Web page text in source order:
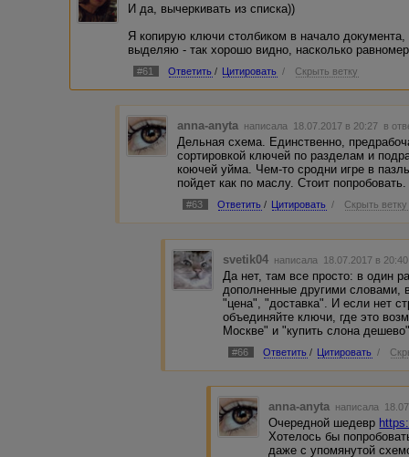
И да, вычеркивать из списка))
Я копирую ключи столбиком в начало
выделяю - так хорошо видно, насколько
#61 Ответить / Цитировать / Скрыть ветку
anna-anyta написала 18.07.2017 в 20:27 в
Дельная схема. Единственно,
сортировкой ключей по разделам и
коючей уйма. Чем-то сродни игре в
пойдет как по маслу. Стоит
#63 Ответить / Цитировать / Скрыть ветку
svetik04 написала 18.07.2017 в
Да нет, там все просто: в один
дополненные другими словами,
"цена", "доставка". И если нет
объединяйте ключи, где это
Москве" и "купить слона
#66 Ответить / Цитировать /
anna-anyta написала
Очередной шедевр
Хотелось бы
даже с упомянутой